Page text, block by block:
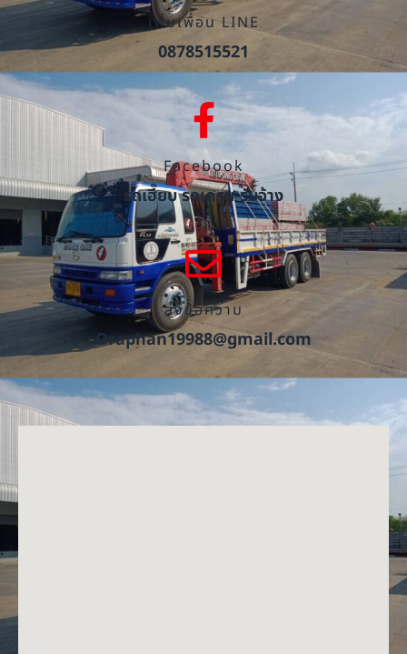
เพิ่มเพื่อน LINE
0878515521
Facebook
รถเฮี๊ยบ รถเครน รับจ้าง
ส่งข้อความ
Oraphan19988@gmail.com